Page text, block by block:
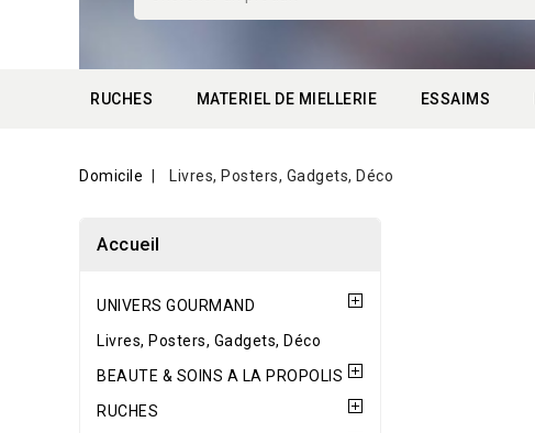
RUCHES MATERIEL DE MIELLERIE ESSAIMS
Domicile Livres, Posters, Gadgets, Déco
Accueil
UNIVERS GOURMAND
Livres, Posters, Gadgets, Déco
BEAUTE & SOINS A LA PROPOLIS
RUCHES